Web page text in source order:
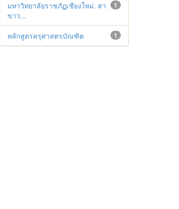
1
มหาวิทยาลัยราชภัฏเชียงใหม่. สา
ขาว...
1
หลักสูตรครุศาสตรบัณฑิต